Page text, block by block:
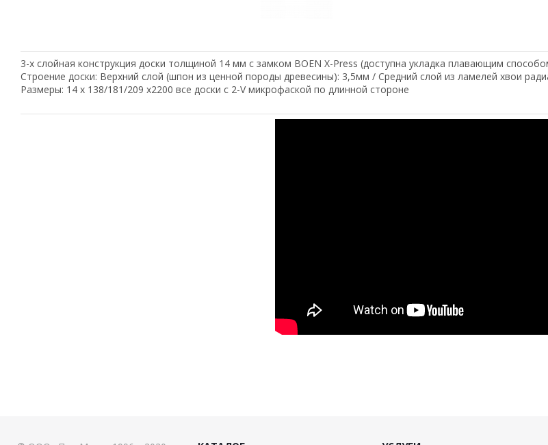
3-х слойная конструкция доски толщиной 14 мм с замком BOEN X-Press (доступна укладка плавающим
Строение доски: Верхний слой (шпон из ценной породы древесины): 3,5мм / Средний слой из ламелей хвои
Размеры: 14 х 138/181/209 х2200 все доски с 2-V микрофаской по длинной стороне